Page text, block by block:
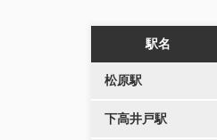
駅名
松原駅
下高井戸駅